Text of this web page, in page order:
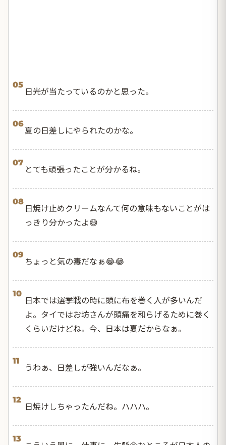
05
日光が当たっているのかと思った。
06
夏の日差しにやられたのかな。
07
とても頑張ったことが分かるね。
08
日焼け止めクリームなんて何の意味もないことがは
っきり分かったよ😅
09
ちょっと気の毒だなぁ😂😂
10
日本では選挙戦の時に頭に布を巻く人が多いんだ
よ。タイではお坊さんが頭痛を和らげるために巻く
くらいだけどね。今、日本は夏だからなぁ。
11
うわぁ、日差しが強いんだなぁ。
12
日焼けしちゃったんだね。ハハハ。
13